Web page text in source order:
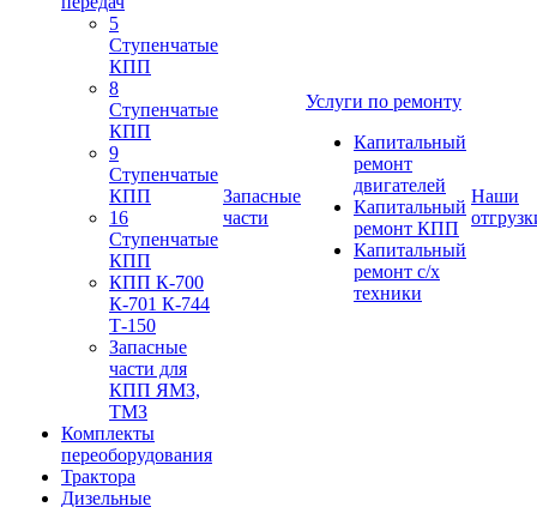
5
Ступенчатые
КПП
8
Ступенчатые
КПП
9
Ступенчатые
КПП
16
Ступенчатые
КПП
КПП К-700
К-701 К-744
Т-150
Запасные
части для
КПП ЯМЗ,
ТМЗ
Комплекты
переоборудования
Трактора
Дизельные
Запасные
части
Услуги по ремонту
Капитальный
ремонт
двигателей
Капитальный
ремонт КПП
Капитальный
ремонт с/х
техники
Наши